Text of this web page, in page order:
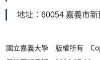
地址：60054 嘉義市
國立嘉義大學 版權所有